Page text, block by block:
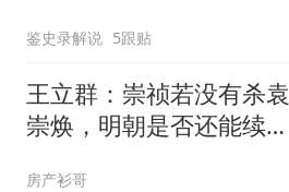
鉴史录解说 5跟贴
王立群：崇祯若没有杀袁
崇焕，明朝是否还能续命
房产衫哥